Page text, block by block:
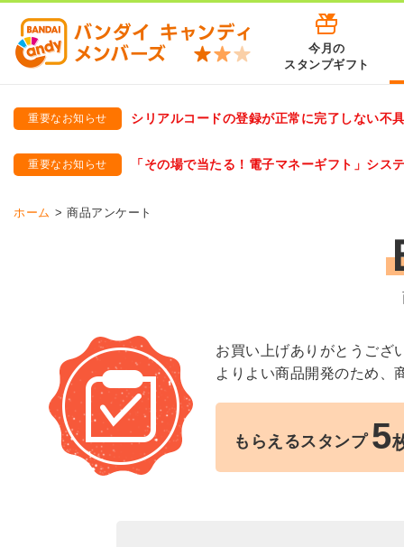
今月の
スタンプギフト
重要なお知らせ
シリアルコードの登録が正常に完了しない不
重要なお知らせ
「その場で当たる！電子マネーギフト」シス
ホーム 商品アンケート
お買い上げありがとうござ
よりよい商品開発のため、
もらえるスタンプ 5